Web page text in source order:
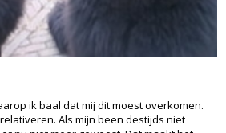
ik baal dat mij dit moest overkomen.
Als mijn been destijds niet